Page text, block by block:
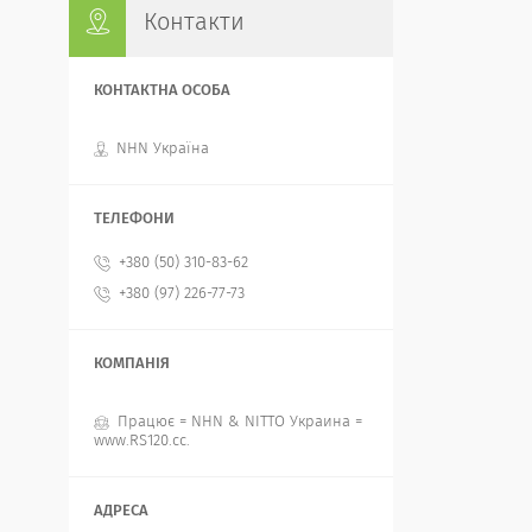
Контакти
NHN Україна
+380 (50) 310-83-62
+380 (97) 226-77-73
Працює = NHN & NITTO Украина =
www.RS120.cc.